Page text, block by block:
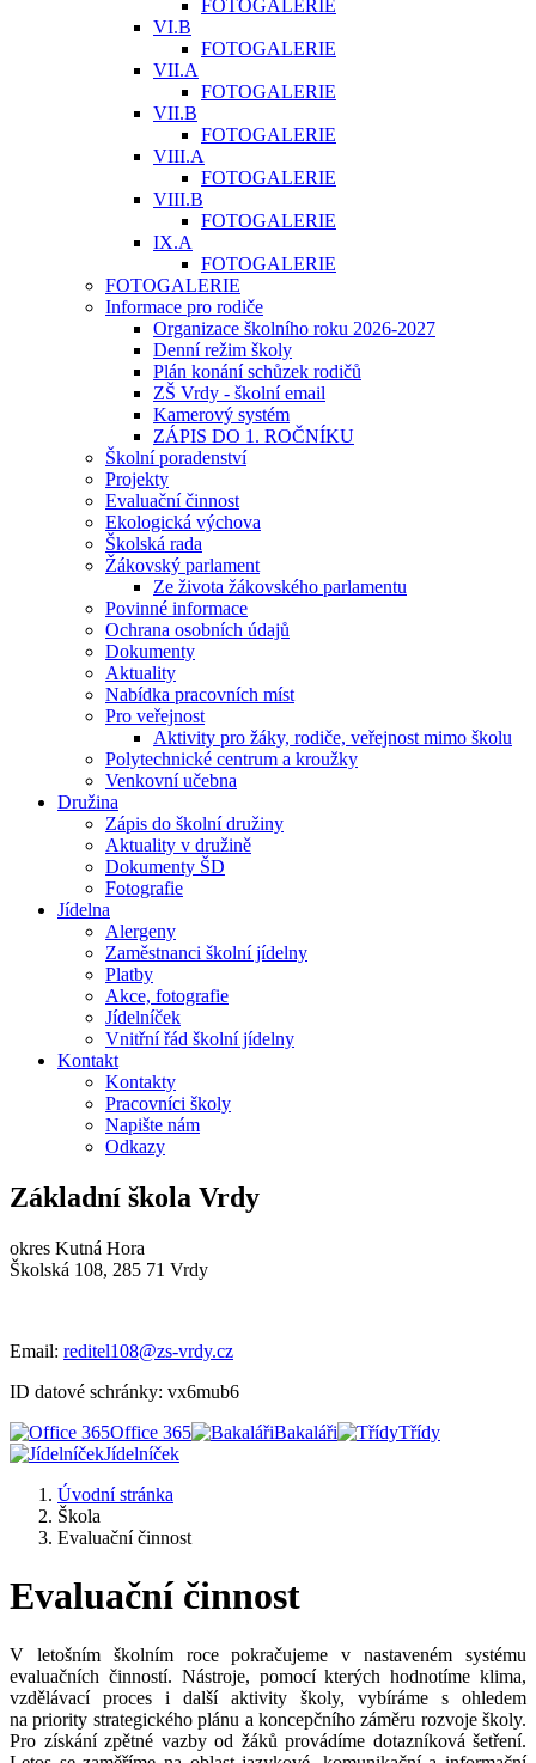
FOTOGALERIE
VI.B
FOTOGALERIE
VII.A
FOTOGALERIE
VII.B
FOTOGALERIE
VIII.A
FOTOGALERIE
VIII.B
FOTOGALERIE
IX.A
FOTOGALERIE
FOTOGALERIE
Informace pro rodiče
Organizace školního roku 2026-2027
Denní režim školy
Plán konání schůzek rodičů
ZŠ Vrdy - školní email
Kamerový systém
ZÁPIS DO 1. ROČNÍKU
Školní poradenství
Projekty
Evaluační činnost
Ekologická výchova
Školská rada
Žákovský parlament
Ze života žákovského parlamentu
Povinné informace
Ochrana osobních údajů
Dokumenty
Aktuality
Nabídka pracovních míst
Pro veřejnost
Aktivity pro žáky, rodiče, veřejnost mimo školu
Polytechnické centrum a kroužky
Venkovní učebna
Družina
Zápis do školní družiny
Aktuality v družině
Dokumenty ŠD
Fotografie
Jídelna
Alergeny
Zaměstnanci školní jídelny
Platby
Akce, fotografie
Jídelníček
Vnitřní řád školní jídelny
Kontakt
Kontakty
Pracovníci školy
Napište nám
Odkazy
Základní škola Vrdy
okres Kutná Hora
Školská 108, 285 71 Vrdy
Email: reditel108@zs-vrdy.cz
ID datové schránky: vx6mub6
Office 365
Bakaláři
Třídy
Jídelníček
Úvodní stránka
Škola
Evaluační činnost
Evaluační činnost
V letošním školním roce pokračujeme v nastaveném systému
evaluačních činností. Nástroje, pomocí kterých hodnotíme klima,
vzdělávací proces i další aktivity školy, vybíráme s ohledem
na priority strategického plánu a koncepčního záměru rozvoje školy.
Pro získání zpětné vazby od žáků provádíme dotazníková šetření.